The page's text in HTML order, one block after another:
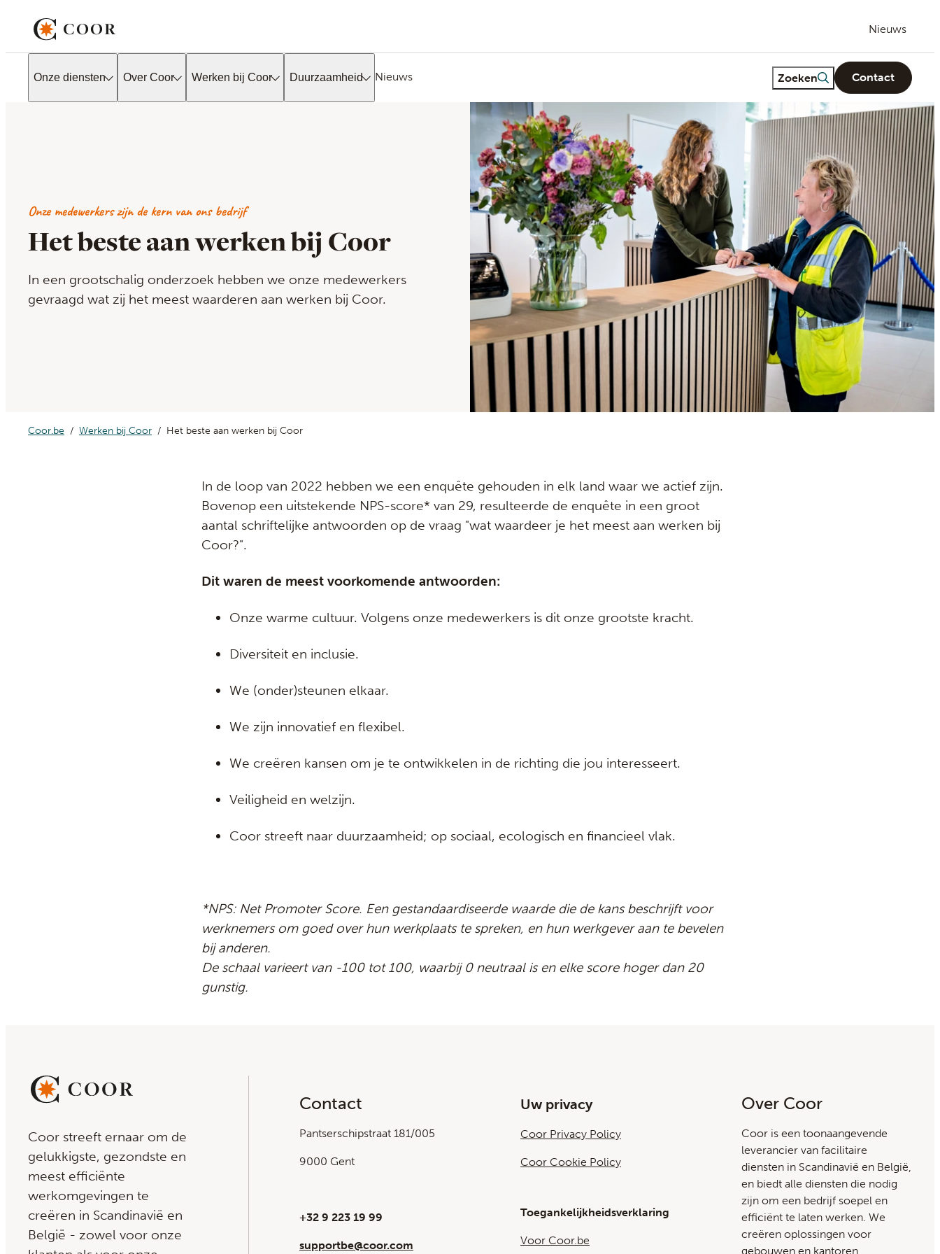
Nieuws
Onze diensten Over Coor Werken bij Coor Duurzaamheid Nieuws Zoeken
Freetext search Contact
Onze medewerkers zijn de kern van ons bedrijf
Het beste aan werken bij Coor
In een grootschalig onderzoek hebben we onze medewerkers
gevraagd wat zij het meest waarderen aan werken bij Coor.
Coor.be Werken bij Coor Het beste aan werken bij Coor
In de loop van 2022 hebben we een enquête gehouden in elk land waar we actief zijn.
Bovenop een uitstekende NPS-score* van 29, resulteerde de enquête in een groot
aantal schriftelijke antwoorden op de vraag "wat waardeer je het meest aan werken bij
Coor?".
Dit waren de meest voorkomende antwoorden:
Onze warme cultuur. Volgens onze medewerkers is dit onze grootste kracht.
Diversiteit en inclusie.
We (onder)steunen elkaar.
We zijn innovatief en flexibel.
We creëren kansen om je te ontwikkelen in de richting die jou interesseert.
Veiligheid en welzijn.
Coor streeft naar duurzaamheid; op sociaal, ecologisch en financieel vlak.
*NPS: Net Promoter Score. Een gestandaardiseerde waarde die de kans beschrijft voor
werknemers om goed over hun werkplaats te spreken, en hun werkgever aan te bevelen
bij anderen.
De schaal varieert van -100 tot 100, waarbij 0 neutraal is en elke score hoger dan 20
gunstig.
Coor streeft ernaar om de
gelukkigste, gezondste en
meest efficiënte
werkomgevingen te
creëren in Scandinavië en
België - zowel voor onze
Contact
Pantserschipstraat 181/005
9000 Gent
+32 9 223 19 99
supportbe@coor.com
Uw privacy
Coor Privacy Policy
Coor Cookie Policy
Toegankelijkheidsverklaring
Voor Coor.be
Over Coor
Coor is een toonaangevende
leverancier van facilitaire
diensten in Scandinavië en België,
en biedt alle diensten die nodig
zijn om een bedrijf soepel en
efficiënt te laten werken. We
creëren oplossingen voor
gebouwen en kantoren,